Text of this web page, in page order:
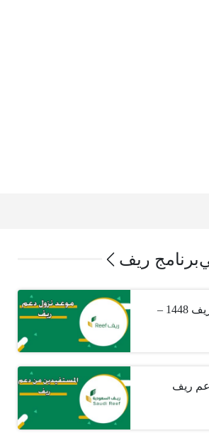
برنامج ريف
موعد نزول دعم ريف 1448 –
ريف